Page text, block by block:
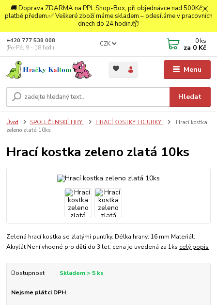
🚚 Doprava ZDARMA na PPL Shop-Box, při objednávce nad 500Kč a
platbě předem.✅ Veškeré zboží máme skladem – odesíláme v pracovních
dnech do 24 hodin.📦
Menu
CZK
Hledat
+420 777 538 008
(Po-Pá, 9 - 18 hod.)
0 ks
za 0 Kč
Úvod SPOLEČENSKÉ HRY HRACÍ KOSTKY, FIGURKY
Hrací kostka
zeleno zlatá 10ks
Hrací kostka zeleno zlatá 10ks
Zelená hrací kostka se zlatými puntíky. Délka hrany: 16 mm Materiál:
Akrylát Není vhodné pro děti do 3 let. cena je uvedená za 1ks celý popis
Dostupnost Skladem > 5 ks
Nejsme plátci DPH